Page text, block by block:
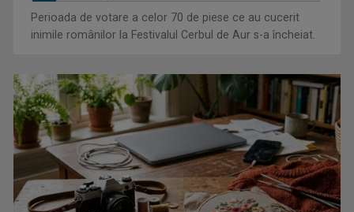
Cate Blanchett este „Blue Jasmine” – sâmbătă seară, la TVR
Perioada de votare a celor 70 de piese ce au cucerit
inimile românilor la Festivalul Cerbul de Aur s-a încheiat.